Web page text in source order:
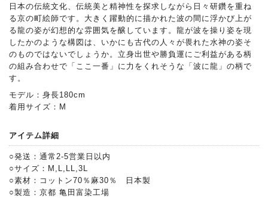
日本の伝統文化、伝統美と精神性を探求しながら日々研鑽を重ね
る京の町絵師です。大きく躍動的に描かれた波の間に浮かび上が
る龍の姿が幻想的な雰囲気を醸しています。龍が波を操り姿を現
したかのような構図は、いかにも古代の人々が畏れた水神の姿そ
のものではないでしょうか。立身出世や勝負運にご利益がある柄
の組み合わせで「ここ一番」に力をくれそうな「波に龍」の柄で
す。
モデル：身長180cm
着用サイズ：M
アイテム詳細
○発送：通常2-5営業日以内
○サイズ：M,L,LL,3L
○素材：コットン70％麻30％ 日本製
○製造：京都 亀田富染工場